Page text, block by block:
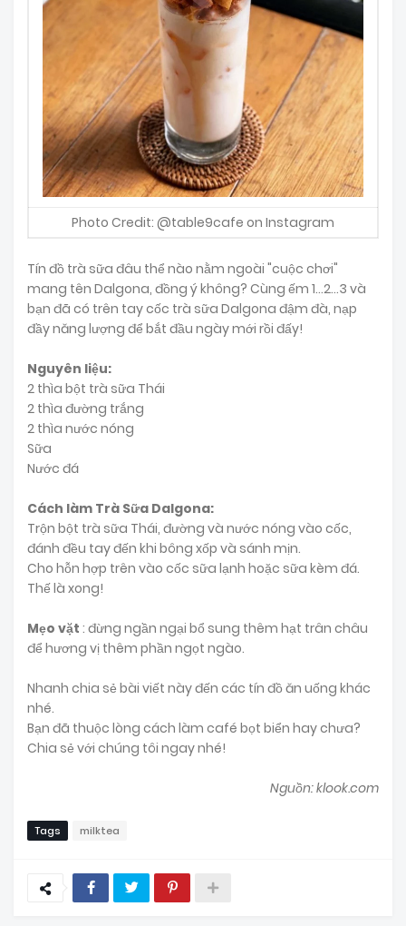
Photo Credit: @table9cafe on Instagram
Tín đồ trà sữa đâu thể nào nằm ngoài "cuộc chơi"
mang tên Dalgona, đồng ý không? Cùng ếm 1...2...3 và
bạn đã có trên tay cốc trà sữa Dalgona đậm đà, nạp
đầy năng lượng để bắt đầu ngày mới rồi đấy!
Nguyên liệu:
2 thìa bột trà sữa Thái
2 thìa đường trắng
2 thìa nước nóng
Sữa
Nước đá
Cách làm Trà Sữa Dalgona:
Trộn bột trà sữa Thái, đường và nước nóng vào cốc,
đánh đều tay đến khi bông xốp và sánh mịn.
Cho hỗn hợp trên vào cốc sữa lạnh hoặc sữa kèm đá.
Thế là xong!
Mẹo vặt : đừng ngần ngại bổ sung thêm hạt trân châu
để hương vị thêm phần ngọt ngào.
Nhanh chia sẻ bài viết này đến các tín đồ ăn uống khác
nhé.
Bạn đã thuộc lòng cách làm café bọt biển hay chưa?
Chia sẻ với chúng tôi ngay nhé!
Nguồn: klook.com
Tags milktea